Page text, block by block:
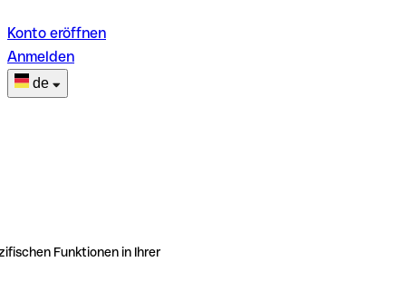
Konto eröffnen
Anmelden
de
Funktionen in Ihrer